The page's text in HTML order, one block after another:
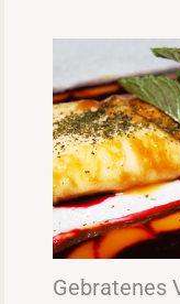
Gebratenes